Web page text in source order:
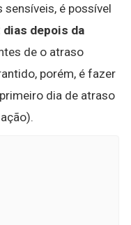
é possível
dias depois da
de o atraso
porém, é fazer
dia de atraso